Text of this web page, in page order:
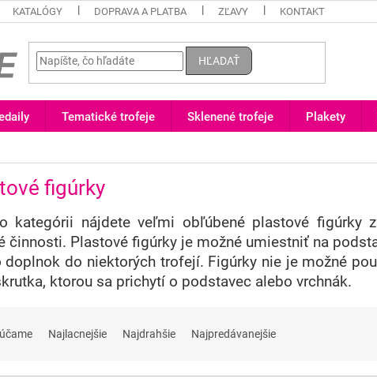
KATALÓGY DOPRAVA A PLATBA ZĽAVY KONTAKT
HĽADAŤ
Tematické trofeje Sklenené trofeje Plakety
figúrky
kategórii nájdete veľmi obľúbené plastové figúrky
činnosti. Plastové figúrky je možné umiestniť na
doplnok do niektorých trofejí. Figúrky nie je možné
ktorou sa prichytí o podstavec alebo vrchnák.
Najlacnejšie Najdrahšie Najpredávanejšie